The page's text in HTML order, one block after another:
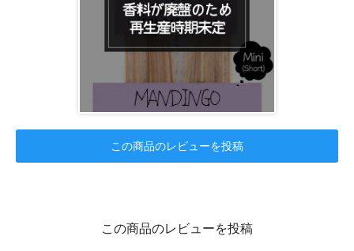
この商品のレビューを投稿
この商品のレビューを投稿